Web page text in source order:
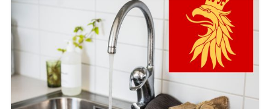
sämst i södra Sverige på att spara på vatten när de
exempelvis duschar, diskar eller borstar tänderna.